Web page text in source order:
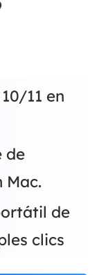
11 en
de
Mac.
de
clics